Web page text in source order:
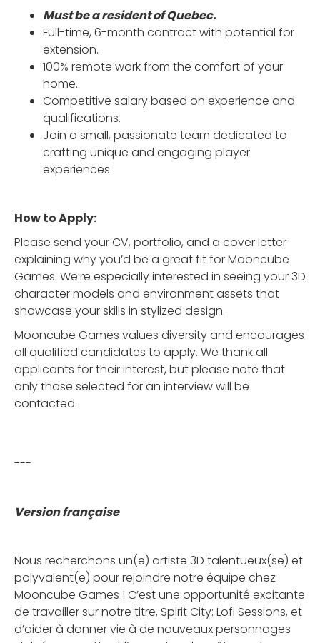
Must be a resident of Quebec.
Full-time, 6-month contract with potential for
extension.
100% remote work from the comfort of your
home.
Competitive salary based on experience and
qualifications.
Join a small, passionate team dedicated to
crafting unique and engaging player
experiences.
How to Apply:
Please send your CV, portfolio, and a cover letter
explaining why you’d be a great fit for Mooncube
Games. We’re especially interested in seeing your 3D
character models and environment assets that
showcase your skills in stylized design.
Mooncube Games values diversity and encourages
all qualified candidates to apply. We thank all
applicants for their interest, but please note that
only those selected for an interview will be
contacted.
---
Version française
Nous recherchons un(e) artiste 3D talentueux(se) et
polyvalent(e) pour rejoindre notre équipe chez
Mooncube Games ! C’est une opportunité excitante
de travailler sur notre titre, Spirit City: Lofi Sessions, et
d’aider à donner vie à de nouveaux personnages